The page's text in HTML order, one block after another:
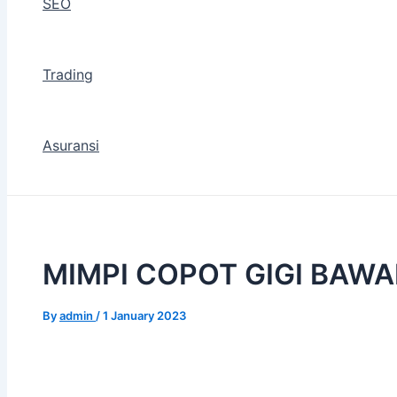
SEO
Trading
Asuransi
MIMPI COPOT GIGI
Byadmin /1 January 2023